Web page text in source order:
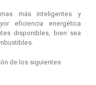
más inteligentes y
eficiencia energética
disponibles, bien sea
de los siguientes